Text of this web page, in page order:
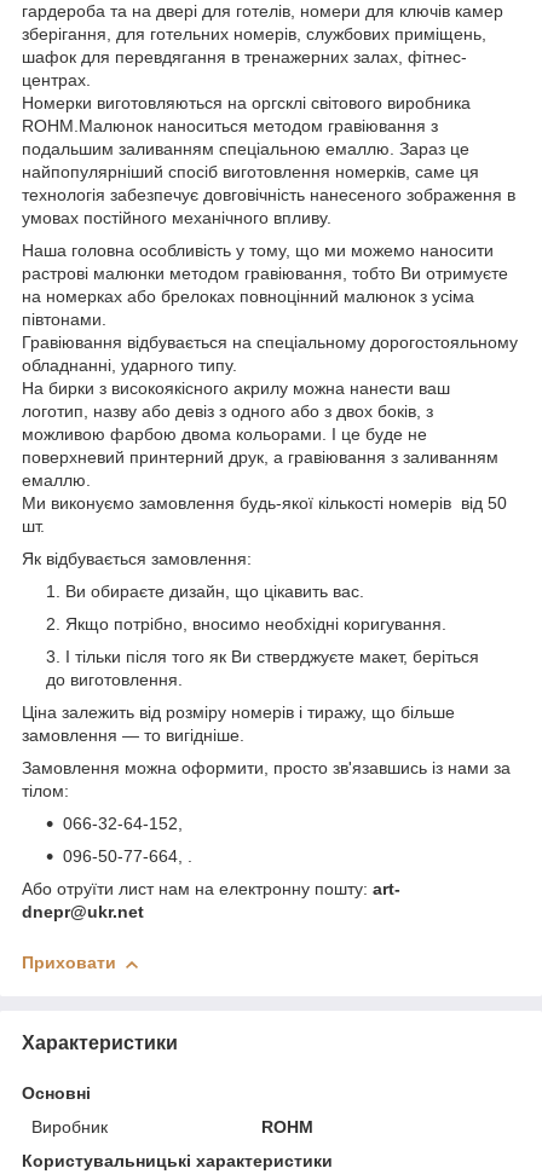
гардероба та на двері для готелів, номери для ключів камер
зберігання, для готельних номерів, службових приміщень,
шафок для перевдягання в тренажерних залах, фітнес-
центрах.
Номерки виготовляються на оргсклі світового виробника
ROHM.Малюнок наноситься методом гравіювання з
подальшим заливанням спеціальною емаллю. Зараз це
найпопулярніший спосіб виготовлення номерків, саме ця
технологія забезпечує довговічність нанесеного зображення в
умовах постійного механічного впливу.
Наша головна особливість у тому, що ми можемо наносити
растрові малюнки методом гравіювання, тобто Ви отримуєте
на номерках або брелоках повноцінний малюнок з усіма
півтонами.
Гравіювання відбувається на спеціальному дорогостояльному
обладнанні, ударного типу.
На бирки з високоякісного акрилу можна нанести ваш
логотип, назву або девіз з одного або з двох боків, з
можливою фарбою двома кольорами. І це буде не
поверхневий принтерний друк, а гравіювання з заливанням
емаллю.
Ми виконуємо замовлення будь-якої кількості номерів від 50
шт.
Як відбувається замовлення:
Ви обираєте дизайн, що цікавить вас.
Якщо потрібно, вносимо необхідні коригування.
І тільки після того як Ви стверджуєте макет, беріться
до виготовлення.
Ціна залежить від розміру номерів і тиражу, що більше
замовлення — то вигідніше.
Замовлення можна оформити, просто зв'язавшись із нами за
тілом:
066-32-64-152,
096-50-77-664, .
Або отруїти лист нам на електронну пошту: art-
dnepr@ukr.net
Приховати
Характеристики
Основні
Виробник
ROHM
Користувальницькі характеристики